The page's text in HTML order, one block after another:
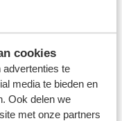
cookies
te
media te bieden en
Ook delen we
met onze partners